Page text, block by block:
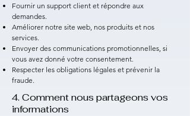
Fournir un support client et répondre aux
demandes.
Améliorer notre site web, nos produits et nos
services.
Envoyer des communications promotionnelles, si
vous avez donné votre consentement.
Respecter les obligations légales et prévenir la
fraude.
4. Comment nous partageons vos
informations